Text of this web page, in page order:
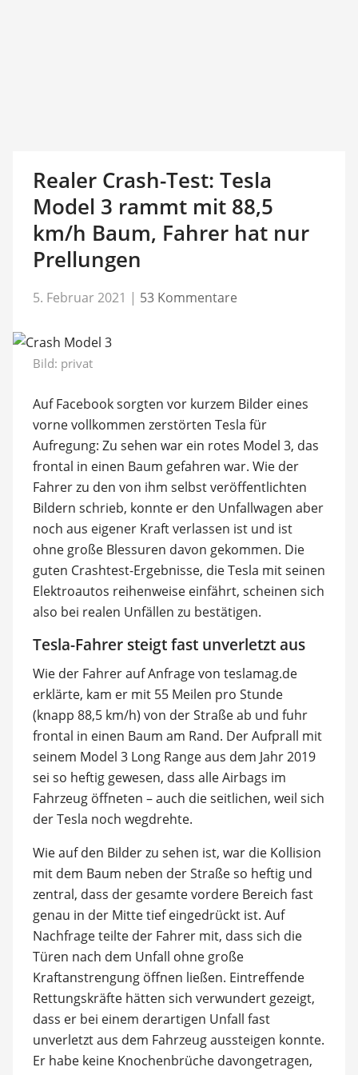
Realer Crash-Test: Tesla
Model 3 rammt mit 88,5
km/h Baum, Fahrer hat nur
Prellungen
5. Februar 2021 | 53 Kommentare
Bild: privat
Auf Facebook sorgten vor kurzem Bilder eines
vorne vollkommen zerstörten Tesla für
Aufregung: Zu sehen war ein rotes Model 3, das
frontal in einen Baum gefahren war. Wie der
Fahrer zu den von ihm selbst veröffentlichten
Bildern schrieb, konnte er den Unfallwagen aber
noch aus eigener Kraft verlassen ist und ist
ohne große Blessuren davon gekommen. Die
guten Crashtest-Ergebnisse, die Tesla mit seinen
Elektroautos reihenweise einfährt, scheinen sich
also bei realen Unfällen zu bestätigen.
Tesla-Fahrer steigt fast unverletzt aus
Wie der Fahrer auf Anfrage von teslamag.de
erklärte, kam er mit 55 Meilen pro Stunde
(knapp 88,5 km/h) von der Straße ab und fuhr
frontal in einen Baum am Rand. Der Aufprall mit
seinem Model 3 Long Range aus dem Jahr 2019
sei so heftig gewesen, dass alle Airbags im
Fahrzeug öffneten – auch die seitlichen, weil sich
der Tesla noch wegdrehte.
Wie auf den Bilder zu sehen ist, war die Kollision
mit dem Baum neben der Straße so heftig und
zentral, dass der gesamte vordere Bereich fast
genau in der Mitte tief eingedrückt ist. Auf
Nachfrage teilte der Fahrer mit, dass sich die
Türen nach dem Unfall ohne große
Kraftanstrengung öffnen ließen. Eintreffende
Rettungskräfte hätten sich verwundert gezeigt,
dass er bei einem derartigen Unfall fast
unverletzt aus dem Fahrzeug aussteigen konnte.
Er habe keine Knochenbrüche davongetragen,